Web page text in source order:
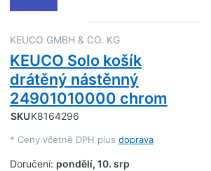
KEUCO GMBH & CO. KG
KEUCO Solo košík
drátěný nástěnný
24901010000 chrom
SKUK8164296
* Ceny včetně DPH plus doprava
Doručení: pondělí, 10. srp